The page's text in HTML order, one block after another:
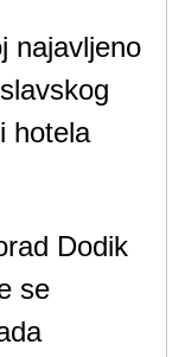
najavljeno
hotela
Dodik
se